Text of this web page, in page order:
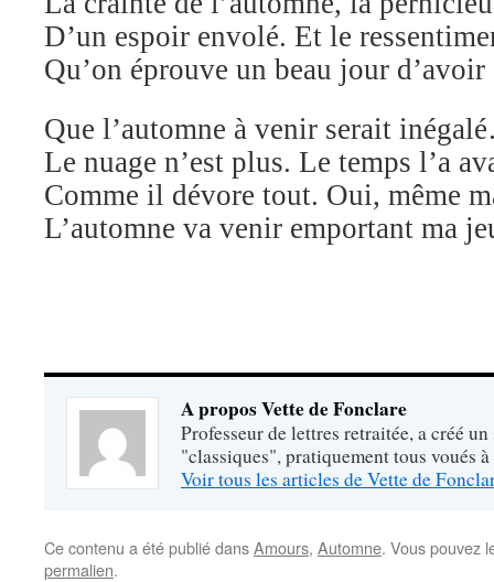
D’un espoir envolé. Et le
Qu’on éprouve un beau jour
Que l’automne à venir serait
Le nuage n’est plus. Le temps l’a
Comme il dévore tout. Oui, même
L’automne va venir emportant ma
A propos Vette de Fonclare
Professeur de lettres retraitée, a créé
"classiques", pratiquement tous voués
Voir tous les articles de Vette de
Ce contenu a été publié dansAmours, Automne. Vous pouvez
permalien.